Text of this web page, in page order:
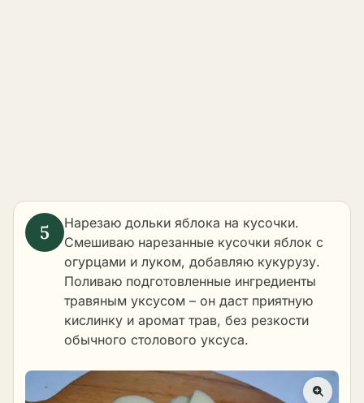
Нарезаю дольки яблока на кусочки.
Смешиваю нарезанные кусочки яблок с
огурцами и луком, добавляю кукурузу.
Поливаю подготовленные ингредиенты
травяным уксусом – он даст приятную
кислинку и аромат трав, без резкости
обычного столового уксуса.